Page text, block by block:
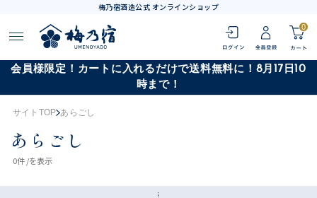
梅乃宿酒造公式 オンラインショップ
0
会員様限定！カートに入れるだけで送料無料に！8月17日10
時まで！
サイトTOP あらごし
あらごし
0件 /を表示